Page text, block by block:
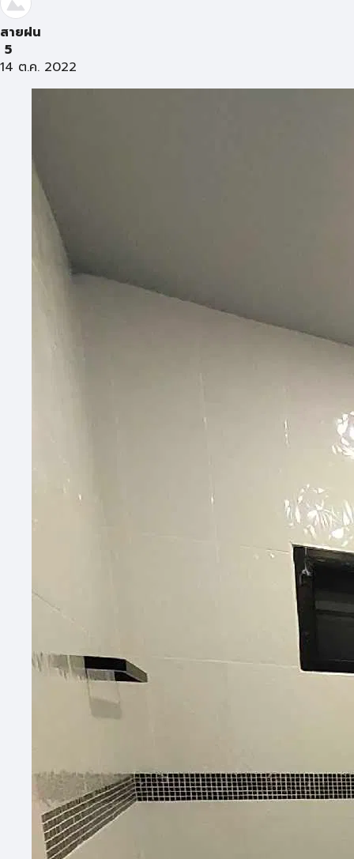
สายฝน
5
14 ต.ค. 2022